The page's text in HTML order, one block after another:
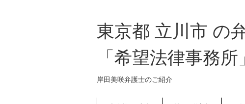
東京都 立川市 の
「希望法律事務所
岸田美咲弁護士のご紹介